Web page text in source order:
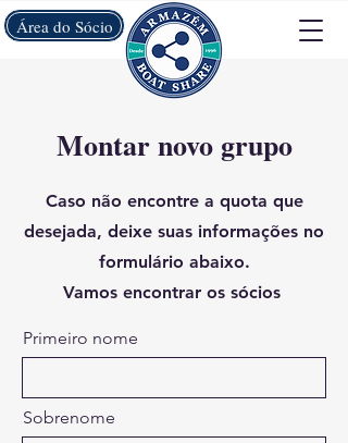
Área do Sócio
Montar novo grupo
Caso não encontre a quota que
desejada, deixe suas informações no
formulário abaixo.
Vamos encontrar os sócios
Primeiro nome
Sobrenome